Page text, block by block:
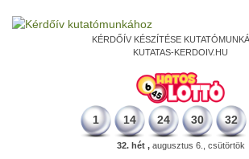
KÉRDŐÍV KÉSZÍTÉSE
KUTATAS-KERDOIV.HU
1 14 24 30 32
32. hét ,augusztus 6., csütörtök